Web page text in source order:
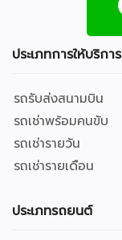
ประเภทการให้บริการ
รถรับส่งสนามบิน
รถเช่าพร้อมคนขับ
รถเช่ารายวัน
รถเช่ารายเดือน
ประเภทรถยนต์